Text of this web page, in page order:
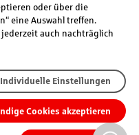
oder über die
eine Auswahl treffen.
auch nachträglich
Individuelle Einstellungen
Cookies akzeptieren